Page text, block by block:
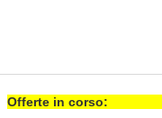
Offerte in corso: